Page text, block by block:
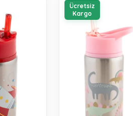
Ücretsiz
Kargo